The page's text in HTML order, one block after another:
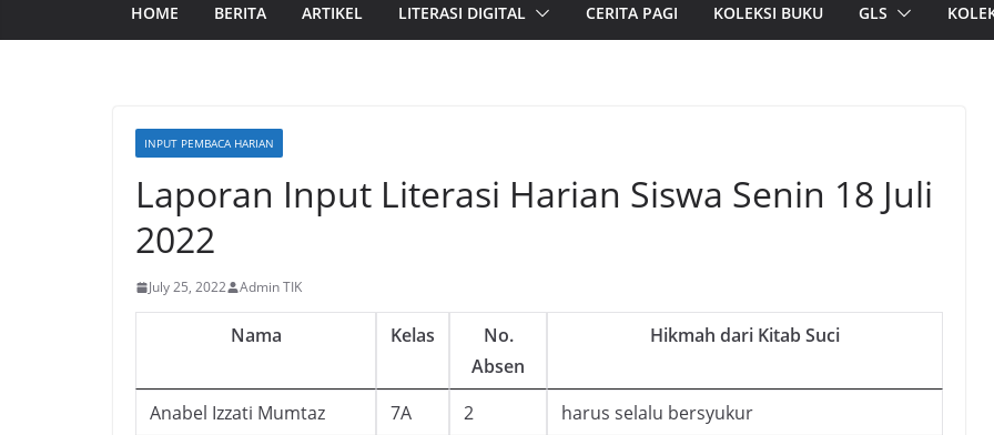
HOME BERITA ARTIKEL LITERASI DIGITAL CERITA PAGI KOLEKSI BUKU GLS
INPUT PEMBACA HARIAN
Laporan Input Literasi Harian Siswa Senin 18 Juli
2022
July 25, 2022 Admin TIK
Nama Kelas
No.
Absen
Hikmah dari Kitab Suci
Anabel Izzati Mumtaz 7A 2
harus selalu bersyukur